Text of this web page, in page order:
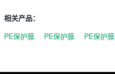
相关产品：
PE保护膜
PE保护膜 PE保护膜